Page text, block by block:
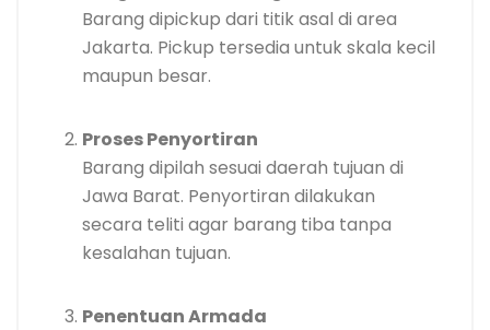
Barang dipickup dari titik asal di area
Jakarta. Pickup tersedia untuk skala kecil
maupun besar.
Proses Penyortiran
Barang dipilah sesuai daerah tujuan di
Jawa Barat. Penyortiran dilakukan
secara teliti agar barang tiba tanpa
kesalahan tujuan.
Penentuan Armada